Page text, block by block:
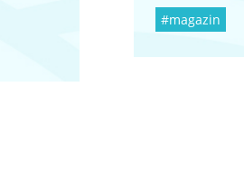
#magazin